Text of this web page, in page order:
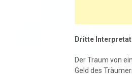
Dritte
Der Traum von
Geld des